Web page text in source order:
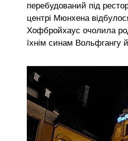
перебудований під
центрі Мюнхена
Хофбройхаус очолила
їхнім синам